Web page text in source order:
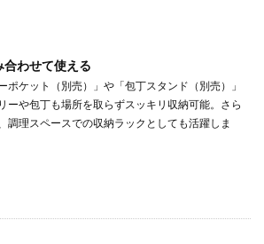
合わせて使える
ポケット（別売）」や「包丁スタンド（別売）」
ーや包丁も場所を取らずスッキリ収納可能。さら
調理スペースでの収納ラックとしても活躍しま